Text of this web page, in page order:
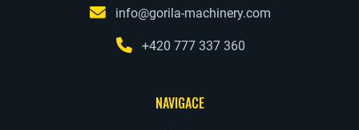
info@gorila-machinery.com
+420 777 337 360
NAVIGACE